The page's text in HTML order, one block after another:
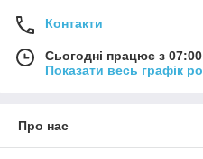
Контакти
Сьогодні працює з
Показати весь графік
Про нас